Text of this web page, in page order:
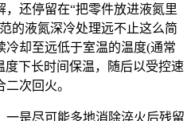
还停留在“把零件放进液氮里
的液氮深冷处理远不止这么简
却至远低于室温的温度(通常
下长时间保温，随后以受控速
次回火。
是尽可能多地消除淬火后残留